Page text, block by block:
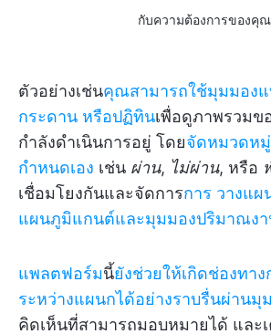
กับความต้องการของคุณ
ตัวอย่างเช่นคุณสามารถใช้มุมมองแ
กระดาน หรือปฏิทินเพื่อดูภาพรวมข
กำลังดำเนินการอยู่ โดยจัดหมวดห
กำหนดเอง เช่น ผ่าน, ไม่ผ่าน, หรือ
เชื่อมโยงกันและจัดการการ วางแผ
แผนภูมิแกนต์และมุมมองปริมาณง
แพลตฟอร์มนี้ยังช่วยให้เกิดช่องทาง
ระหว่างแผนกได้อย่างราบรื่นผ่านมุ
คิดเห็นที่สามารถมอบหมายได้ และ